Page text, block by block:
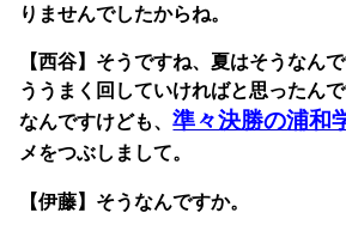
りませんでしたからね。
【西谷】そうですね、夏はそうなん
ううまく回していければと思ったん
なんですけども、準々決勝の浦和
メをつぶしまして。
【伊藤】そうなんですか。